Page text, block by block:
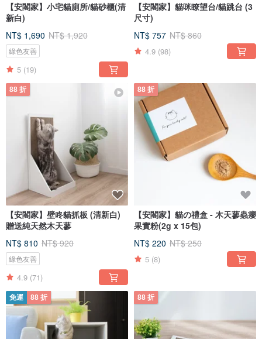
【安閣家】小宅貓廁所/貓砂櫃(清
新白)
NT$ 1,690 NT$ 1,920
綠色友善
5 (19)
【安閣家】貓咪瞭望台/貓跳台 (3
尺寸)
NT$ 757 NT$ 860
4.9 (98)
88 折
【安閣家】壁咚貓抓板 (清新白)
贈送純天然木天蓼
NT$ 810 NT$ 920
綠色友善
4.9 (71)
88 折
【安閣家】貓の禮盒 - 木天蓼蟲癭
果實粉(2g x 15包)
NT$ 220 NT$ 250
5 (8)
免運 88 折 88 折